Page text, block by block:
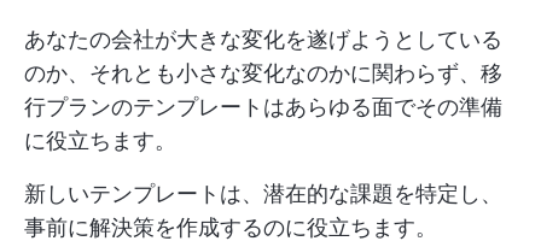
あなたの会社が大きな変化を遂げようとしている
のか、それとも小さな変化なのかに関わらず、移
行プランのテンプレートはあらゆる面でその準備
に役立ちます。
新しいテンプレートは、潜在的な課題を特定し、
事前に解決策を作成するのに役立ちます。